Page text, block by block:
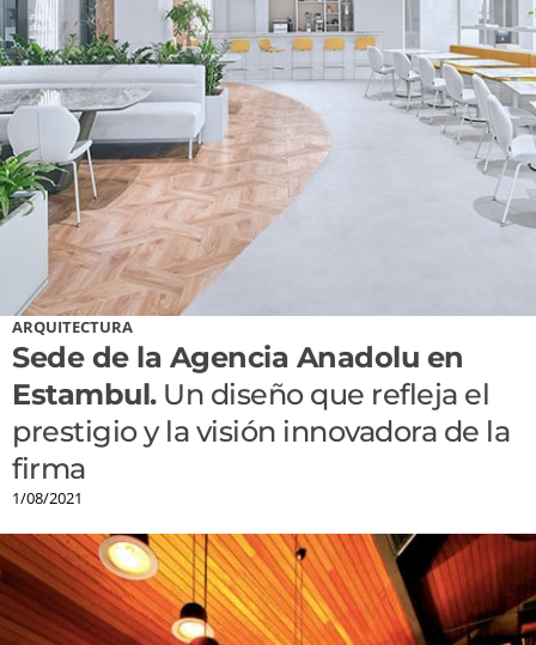
ARQUITECTURA
Sede de la Agencia Anadolu en
Estambul.Un diseño que refleja el
prestigio y la visión innovadora de la
firma
1/08/2021